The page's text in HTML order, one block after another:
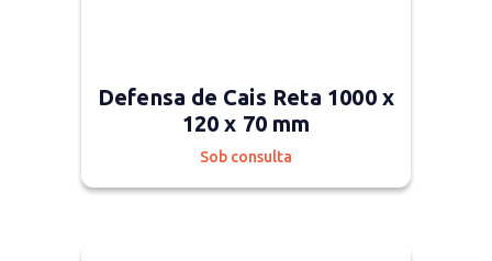
Defensa de Cais Reta 1000 x
120 x 70 mm
Sob consulta